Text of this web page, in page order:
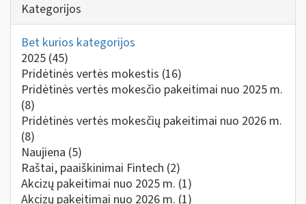
Kategorijos
Bet kurios kategorijos
2025 (45)
Pridėtinės vertės mokestis (16)
Pridėtinės vertės mokesčio pakeitimai nuo 2025 m.
(8)
Pridėtinės vertės mokesčių pakeitimai nuo 2026 m.
(8)
Naujiena (5)
Raštai, paaiškinimai Fintech (2)
Akcizų pakeitimai nuo 2025 m. (1)
Akcizų pakeitimai nuo 2026 m. (1)